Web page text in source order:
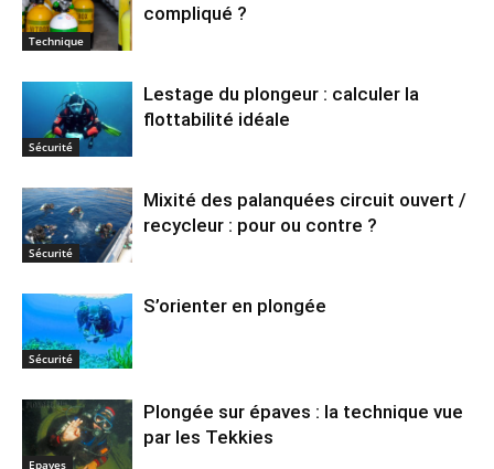
Technique
compliqué ?
Sécurité
Lestage du plongeur : calculer la
flottabilité idéale
Sécurité
Mixité des palanquées circuit ouvert /
recycleur : pour ou contre ?
Sécurité
S’orienter en plongée
Epaves
Plongée sur épaves : la technique vue
par les Tekkies